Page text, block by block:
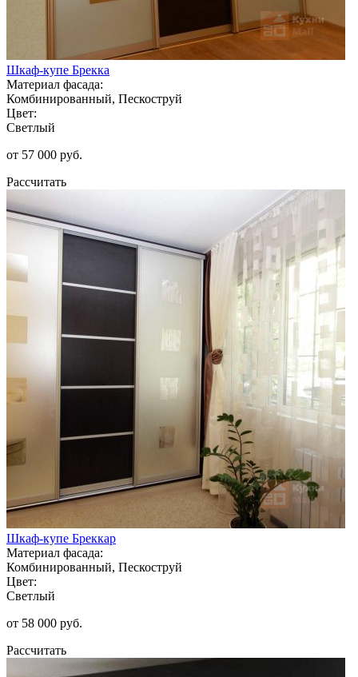
Шкаф-купе Брекка
Материал фасада:
Комбинированный, Пескоструй
Цвет:
Светлый
от 57 000 руб.
Рассчитать
Шкаф-купе Бреккар
Материал фасада:
Комбинированный, Пескоструй
Цвет:
Светлый
от 58 000 руб.
Рассчитать